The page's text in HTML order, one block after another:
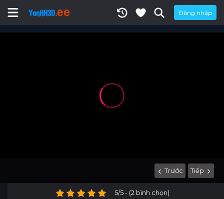
Đăng nhập
Trước Tiếp
5/5 - (2 bình chọn)